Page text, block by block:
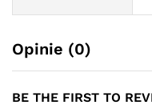
Opinie (0)
BE THE FIRST TO